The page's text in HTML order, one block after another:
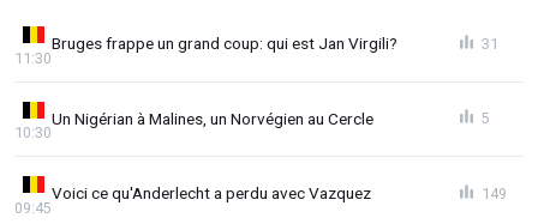
Bruges frappe un grand coup: qui est Jan Virgili?
11:30
31
Un Nigérian à Malines, un Norvégien au Cercle
10:30
5
Voici ce qu'Anderlecht a perdu avec Vazquez
09:45
149